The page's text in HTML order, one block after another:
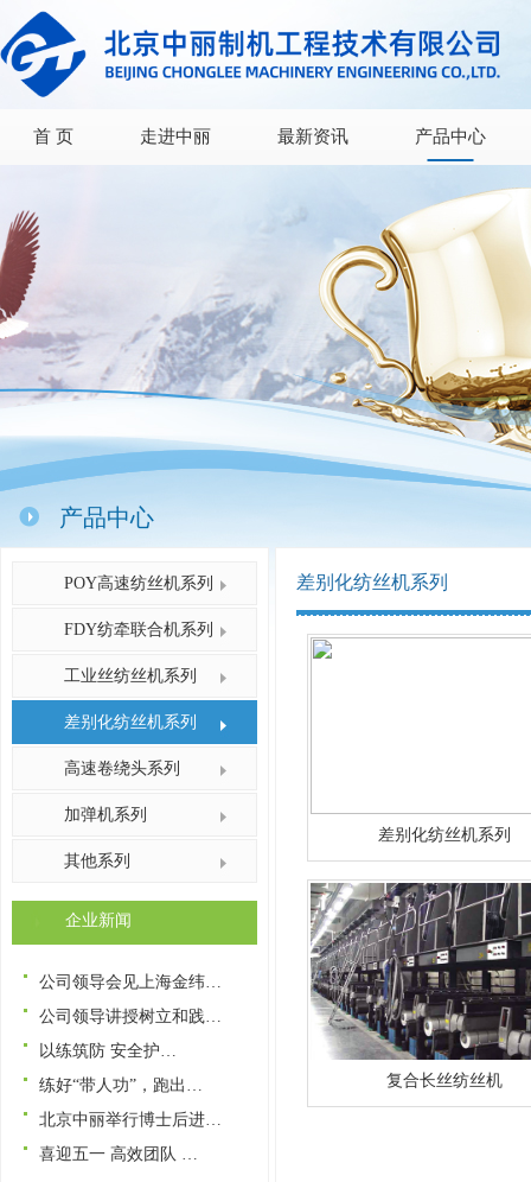
首 页 走进中丽 最新资讯 产品中心
产品中心
POY高速纺丝机系列
FDY纺牵联合机系列
工业丝纺丝机系列
差别化纺丝机系列
高速卷绕头系列
加弹机系列
其他系列
企业新闻
公司领导会见上海金纬…
公司领导讲授树立和践…
​​以练筑防 安全护…
练好“带人功”，跑出…
北京中丽举行博士后进…
喜迎五一 高效团队 …
差别化纺丝机系列
差别化纺丝机系列
复合长丝纺丝机